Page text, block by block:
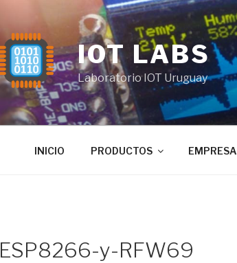
IOT LABS
Laboratorio IOT Uruguay
INICIO PRODUCTOS EMPRESA
ESP8266-y-RFW69